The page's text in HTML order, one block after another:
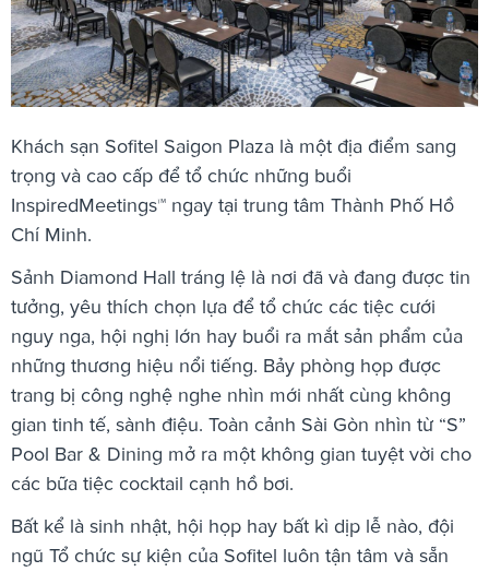
Khách sạn Sofitel Saigon Plaza là một địa điểm sang
trọng và cao cấp để tổ chức những buổi
InspiredMeetings™ ngay tại trung tâm Thành Phố Hồ
Chí Minh.
Sảnh Diamond Hall tráng lệ là nơi đã và đang được tin
tưởng, yêu thích chọn lựa để tổ chức các tiệc cưới
nguy nga, hội nghị lớn hay buổi ra mắt sản phẩm của
những thương hiệu nổi tiếng. Bảy phòng họp được
trang bị công nghệ nghe nhìn mới nhất cùng không
gian tinh tế, sành điệu. Toàn cảnh Sài Gòn nhìn từ “S”
Pool Bar & Dining mở ra một không gian tuyệt vời cho
các bữa tiệc cocktail cạnh hồ bơi.
Bất kể là sinh nhật, hội họp hay bất kì dịp lễ nào, đội
ngũ Tổ chức sự kiện của Sofitel luôn tận tâm và sẵn